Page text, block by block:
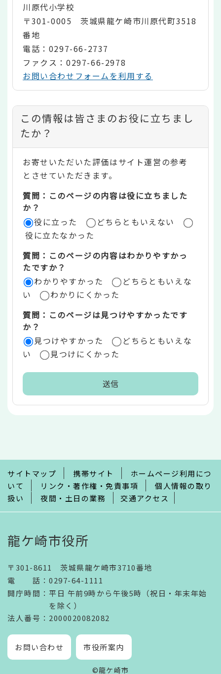
川原代小学校
〒301-0005 茨城県龍ケ崎市川原代町3518
番地
電話：0297-66-2737
ファクス：0297-66-2978
お問い合わせフォームを利用する
コ
ン
テ
ン
ツ
評
価
リ
ア
この情報は皆さまのお役に立ちまし
たか？
お寄せいただいた評価はサイト運営の参考
とさせていただきます。
質問：このページの内容は役に立ちました
か？
役に立った
どちらともいえない
役に立たなかった
質問：このページの内容はわかりやすかっ
たですか？
わかりやすかった
どちらともいえな
い
わかりにくかった
質問：このページは見つけやすかったです
か？
見つけやすかった
どちらともいえな
い
見つけにくかった
で
サイトマップ 携帯サイト
ホームページ利用につ
いて
リンク・著作権・免責事項
個人情報の取り
扱い
夜間・土日の業務 交通アクセス
龍ケ崎市役所
〒301-8611 茨城県龍ケ崎市3710番地
電話 ： 0297-64-1111
開庁時間 ： 平日 午前9時から午後5時（祝日・年末年始
を除く）
法人番号 ：2000020082082
お問い合わせ 市役所案内
©龍ケ崎市